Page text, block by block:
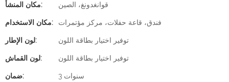
مكان المنشأ: قوانغدونغ، الصين
مكان الاستخدام: فندق، قاعة حفلات، مركز مؤتمرات
لون الإطار: توفير اختيار بطاقة اللون
لون القماش: توفير اختيار بطاقة اللون
ضمان: 3 سنوات